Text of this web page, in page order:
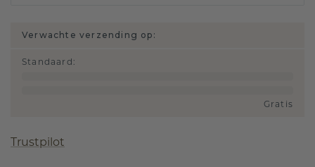
Verwachte verzending op:
Standaard :
Gratis
Trustpilot